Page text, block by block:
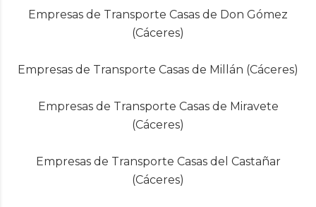
Empresas de Transporte Casas de Don Gómez
(Cáceres)
Empresas de Transporte Casas de Millán (Cáceres)
Empresas de Transporte Casas de Miravete
(Cáceres)
Empresas de Transporte Casas del Castañar
(Cáceres)